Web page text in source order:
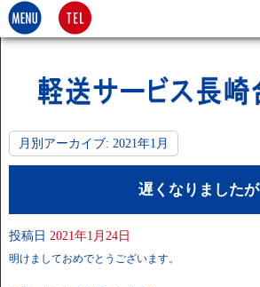
月別アーカイブ: 2021年1月
遅くなりましたが
投稿日 2021年1月24日
明けましておめでとうございます。